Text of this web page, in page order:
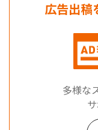
広告出稿
多様な